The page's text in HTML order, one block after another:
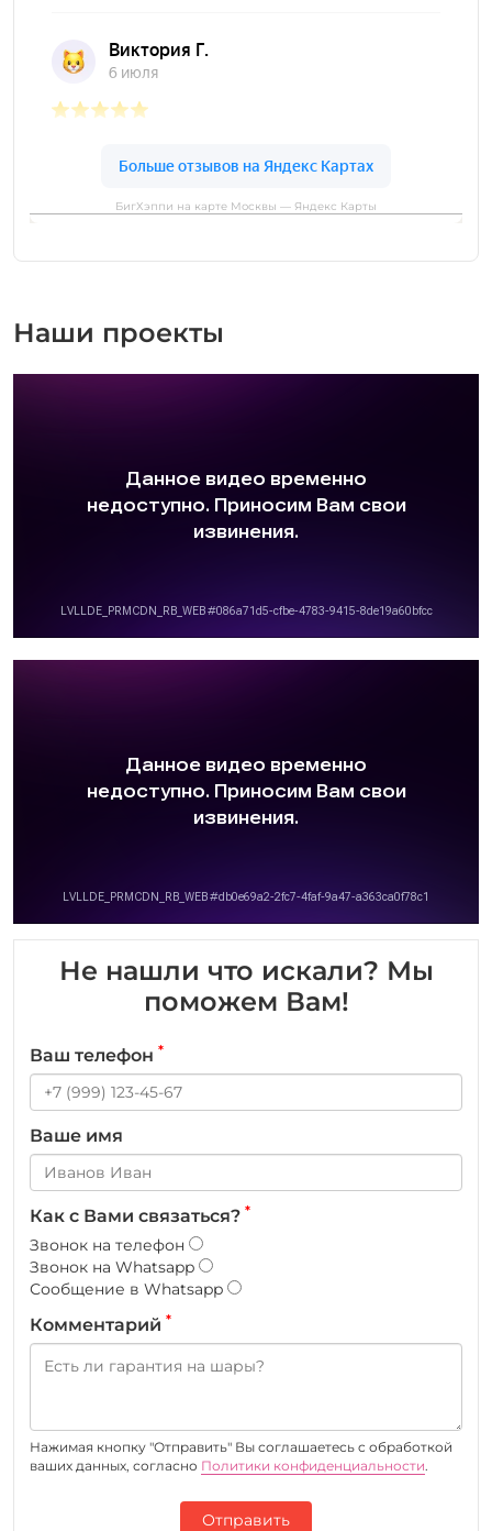
БигХэппи на карте Москвы — Яндекс Карты
Наши проекты
Не нашли что искали? Мы
поможем Вам!
Ваш телефон *
Ваше имя
Как с Вами связаться? *
Звонок на телефон
Звонок на Whatsapp
Сообщение в Whatsapp
Комментарий *
Нажимая кнопку "Отправить" Вы соглашаетесь c обработкой
ваших данных, согласно Политики конфиденциальности.
Отправить